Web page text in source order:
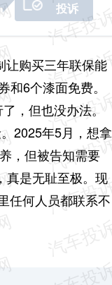
投诉
让购买三年联保能
6个漆面免费。
，但也没办法。
2025年5月，想拿
，但被告知需要
真是无耻至极。现
任何人员都联系不